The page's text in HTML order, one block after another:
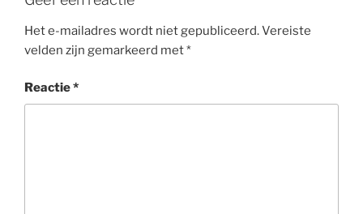
Het e-mailadres wordt niet gepubliceerd.Vereiste
velden zijn gemarkeerd met*
Reactie*